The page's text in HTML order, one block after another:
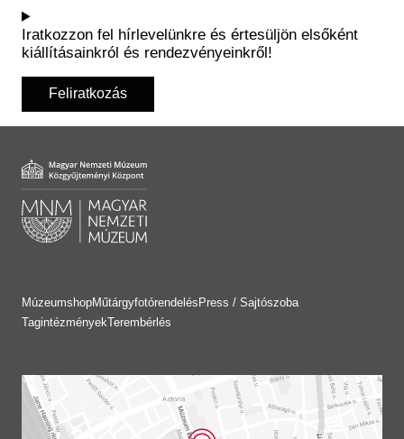
Iratkozzon fel hírlevelünkre és értesüljön elsőként
kiállításainkról és rendezvényeinkről!
Feliratkozás
MúzeumshopMűtárgyfotórendelés Press / Sajtószoba
TagintézményekTerembérlés